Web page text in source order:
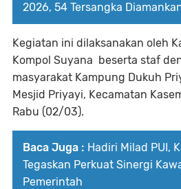
2026, 54 Tersangka
Kegiatan ini dilaksanakan oleh
Kompol Suyana beserta staf
masyarakat Kampung Dukuh
Mesjid Priyayi, Kecamatan
Rabu (02/03).
Baca Juga : Hadiri Milad PUI,
Tegaskan Perkuat Sinergi
Pemerintah